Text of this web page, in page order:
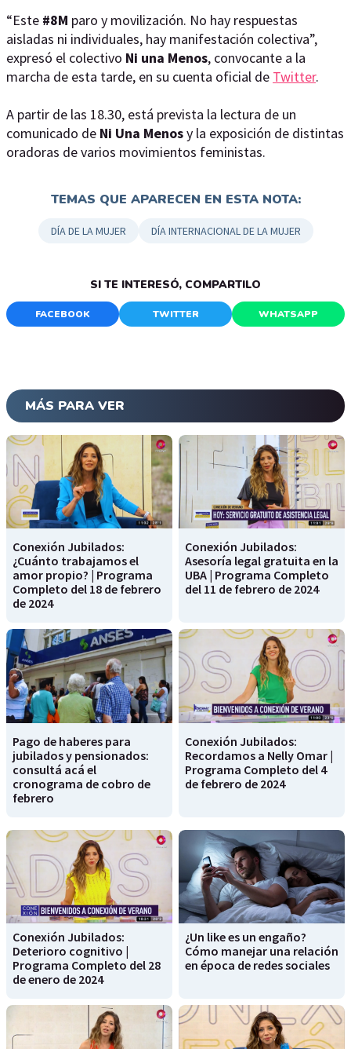
“Este #8M paro y movilización. No hay respuestas
aisladas ni individuales, hay manifestación colectiva”,
expresó el colectivo Ni una Menos, convocante a la
marcha de esta tarde, en su cuenta oficial de Twitter.
A partir de las 18.30, está prevista la lectura de un
comunicado de Ni Una Menosy la exposición de distintas
oradoras de varios movimientos feministas.
TEMAS QUE APARECEN EN ESTA NOTA:
DÍA DE LA MUJER DÍA INTERNACIONAL DE LA MUJER
SI TE INTERESÓ, COMPARTILO
FACEBOOK TWITTER WHATSAPP
MÁS PARA VER
Conexión Jubilados:
¿Cuánto trabajamos el
amor propio? | Programa
Completo del 18 de febrero
de 2024
Conexión Jubilados:
Asesoría legal gratuita en la
UBA | Programa Completo
del 11 de febrero de 2024
Pago de haberes para
jubilados y pensionados:
consultá acá el
cronograma de cobro de
febrero
Conexión Jubilados:
Recordamos a Nelly Omar |
Programa Completo del 4
de febrero de 2024
Conexión Jubilados:
Deterioro cognitivo |
Programa Completo del 28
de enero de 2024
¿Un like es un engaño?
Cómo manejar una relación
en época de redes sociales